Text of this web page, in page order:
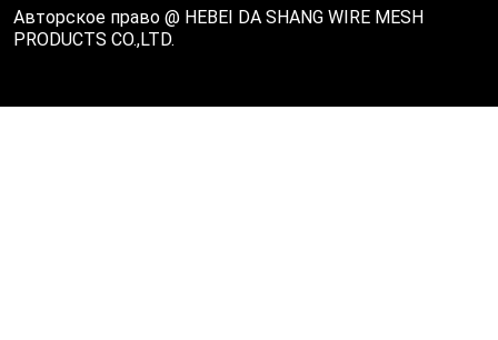
Авторское право @ HEBEI DA SHANG WIRE MESH
PRODUCTS CO.,LTD.